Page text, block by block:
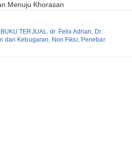
Menuju Khorasan
BUKU TERJUAL,dr. Felix Adrian, Dr.
dan Kebugaran, Non Fiksi, Penebar